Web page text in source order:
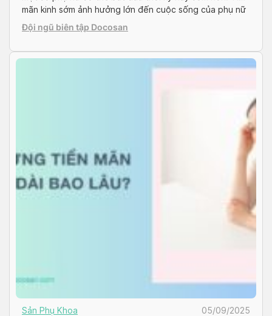
mãn kinh sớm ảnh hưởng lớn đến cuộc sống của phụ nữ
cả về thể chất lẫn tinh thần. Trong bài viết sau đây của
Docosan, hãy cùng tìm hiểu […]
Đội ngũ biên tập Docosan
Sản Phụ Khoa 05/09/2025